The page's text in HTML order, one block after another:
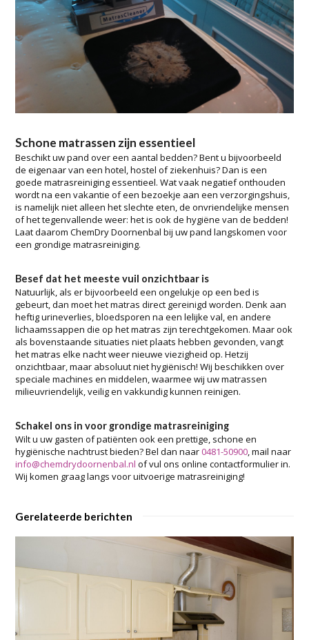
Schone matrassen zijn essentieel
Beschikt uw pand over een aantal bedden? Bent u bijvoorbeeld
de eigenaar van een hotel, hostel of ziekenhuis? Dan is een
goede matrasreiniging essentieel. Wat vaak negatief onthouden
wordt na een vakantie of een bezoekje aan een verzorgingshuis,
is namelijk niet alleen het slechte eten, de onvriendelijke mensen
of het tegenvallende weer: het is ook de hygiëne van de bedden!
Laat daarom ChemDry Doornenbal bij uw pand langskomen voor
een grondige matrasreiniging.
Besef dat het meeste vuil onzichtbaar is
Natuurlijk, als er bijvoorbeeld een ongelukje op een bed is
gebeurt, dan moet het matras direct gereinigd worden. Denk aan
heftig urineverlies, bloedsporen na een lelijke val, en andere
lichaamssappen die op het matras zijn terechtgekomen. Maar ook
als bovenstaande situaties niet plaats hebben gevonden, vangt
het matras elke nacht weer nieuwe viezigheid op. Hetzij
onzichtbaar, maar absoluut niet hygiënisch! Wij beschikken over
speciale machines en middelen, waarmee wij uw matrassen
milieuvriendelijk, veilig en vakkundig kunnen reinigen.
Schakel ons in voor grondige matrasreiniging
Wilt u uw gasten of patiënten ook een prettige, schone en
hygiënische nachtrust bieden? Bel dan naar0481-50900, mail naar
info@chemdrydoornenbal.nl of vul ons online contactformulier in.
Wij komen graag langs voor uitvoerige matrasreiniging!
Gerelateerde berichten